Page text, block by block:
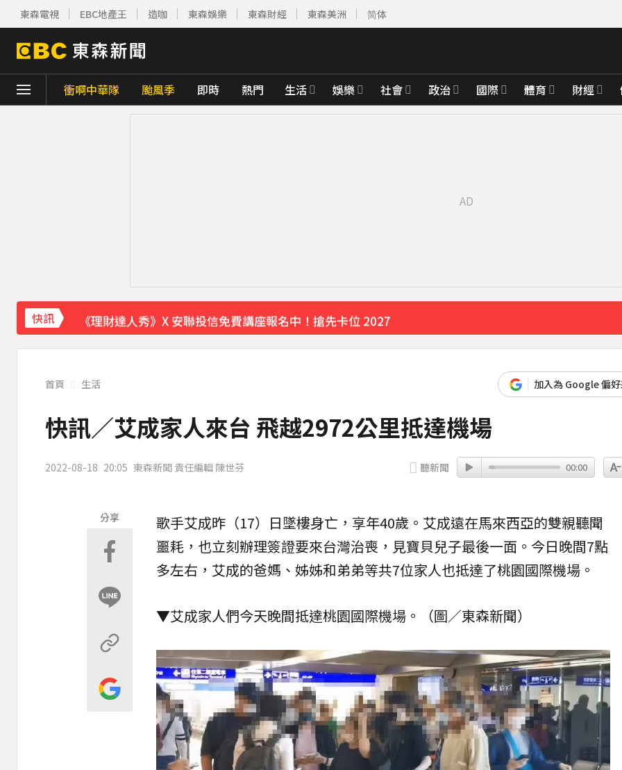
東森電視 EBC地產王 造咖 東森娛樂 東森財經 東森美洲 简体
衝啊中華隊 颱風季 即時 熱門 生活 娛樂 社會 政治 國際 體育 財經
快訊
《理財達人秀》X 安聯投信免費講座報名中！搶先卡位 2027
後悔讓Lulu嫁給陳漢典！Lu爸落淚吐「真實原因」陳漢典壓力爆棚
24分鐘前
下載東森App，隨時掌握天下大小事！
快訊／白海豚近逼！龜山島今起預警性封島4天
2分鐘前
首頁 生活 加入為 Google 偏
快訊／艾成家人來台 飛越2972公里抵達機場
2022-08-18 20:05 東森新聞 責任編輯 陳世芬 聽新聞 00:00
分享 歌手艾成昨（17）日墜樓身亡，享年40歲。艾成遠在馬來西亞的雙親聽聞
噩耗，也立刻辦理簽證要來台灣治喪，見寶貝兒子最後一面。今日晚間7點
多左右，艾成的爸媽、姊姊和弟弟等共7位家人也抵達了桃園國際機場 。
▼艾成家人們今天晚間抵達桃園國際機場。（圖／東森新聞）